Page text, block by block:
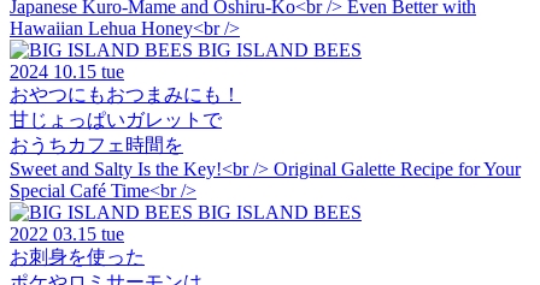
Japanese Kuro-Mame and Oshiru-Ko<br /> Even Better with
Hawaiian Lehua Honey<br />
BIG ISLAND BEES
2024 10.15 tue
おやつにもおつまみにも！
甘じょっぱいガレットで
おうちカフェ時間を
Sweet and Salty Is the Key!<br /> Original Galette Recipe for Your
Special Café Time<br />
BIG ISLAND BEES
2022 03.15 tue
お刺身を使った